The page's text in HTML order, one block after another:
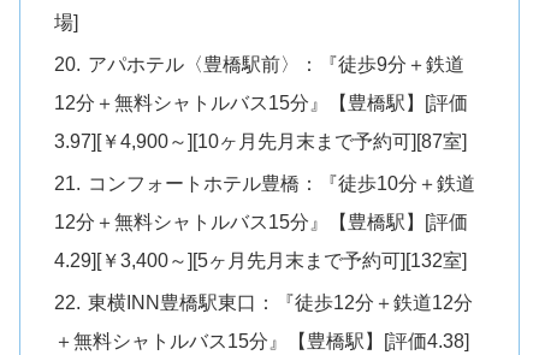
場]
アパホテル〈豊橋駅前〉：『徒歩9分＋鉄道
12分＋無料シャトルバス15分』【豊橋駅】[評価
3.97][￥4,900～][10ヶ月先月末まで予約可][87室]
コンフォートホテル豊橋：『徒歩10分＋鉄道
12分＋無料シャトルバス15分』【豊橋駅】[評価
4.29][￥3,400～][5ヶ月先月末まで予約可][132室]
東横INN豊橋駅東口：『徒歩12分＋鉄道12分
＋無料シャトルバス15分』【豊橋駅】[評価4.38]